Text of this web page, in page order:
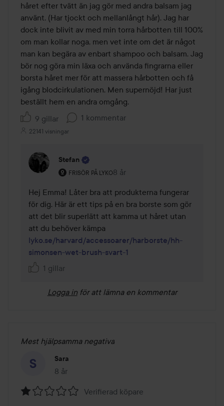
håret efter tvätt än jag gör med andra balsam jag
använt. (Har tjockt och mellanlångt hår). Jag har
dock inte blivit av med min torra hårbotten till 100%
om man kollar noga, men vet inte om det är något
man kan begära av enbart shampoo och balsam. Jag
bör nog göra min läxa och använda fingrarna eller
borsta håret mer för att massera hårbotten och få
igång blodcirkulationen. Men supernöjd! Har just
beställt hem en andra omgång.
9 gillar
1 kommentar
22141 visningar
Stefan
FRISÖR PÅ LYKO
Användarens roll: Frisör på Lyko.
8 år
Kommentaren lades 8 år
Hej Emma! Låter bra att produkterna fungerar
för dig. Här är ett tips på en bra borste som gör
att det blir superlätt att kamma ut håret utan
lyko.se/harvard/accessoarer/harborste/hh-
simonsen-wet-brush-svart-1
1 gillar
Logga in för att lämna en kommentar
Mest hjälpsamma negativa
Sara
8 år
Inlägget skapades 8 år
Verifierad köpare